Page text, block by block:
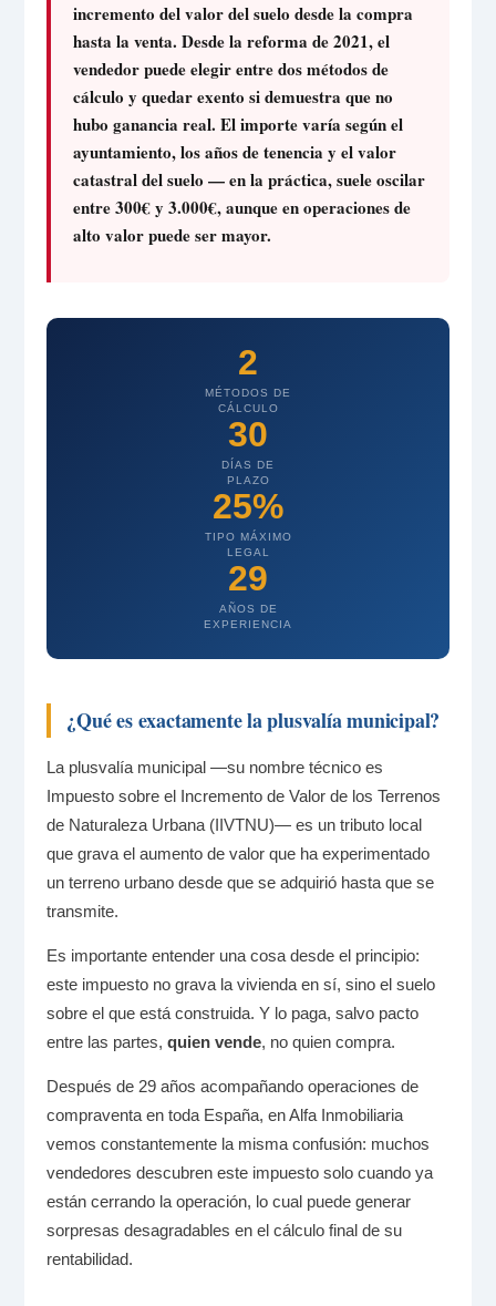
incremento del valor del suelo desde la compra
hasta la venta. Desde la reforma de 2021, el
vendedor puede elegir entre dos métodos de
cálculo y quedar exento si demuestra que no
hubo ganancia real. El importe varía según el
ayuntamiento, los años de tenencia y el valor
catastral del suelo — en la práctica, suele oscilar
entre 300€ y 3.000€, aunque en operaciones de
alto valor puede ser mayor.
2
MÉTODOS DE
CÁLCULO
30
DÍAS DE
PLAZO
25%
TIPO MÁXIMO
LEGAL
29
AÑOS DE
EXPERIENCIA
¿Qué es exactamente la plusvalía municipal?
La plusvalía municipal —su nombre técnico es
Impuesto sobre el Incremento de Valor de los Terrenos
de Naturaleza Urbana (IIVTNU)— es un tributo local
que grava el aumento de valor que ha experimentado
un terreno urbano desde que se adquirió hasta que se
transmite.
Es importante entender una cosa desde el principio:
este impuesto no grava la vivienda en sí, sino el suelo
sobre el que está construida. Y lo paga, salvo pacto
entre las partes,quien vende, no quien compra.
Después de 29 años acompañando operaciones de
compraventa en toda España, en Alfa Inmobiliaria
vemos constantemente la misma confusión: muchos
vendedores descubren este impuesto solo cuando ya
están cerrando la operación, lo cual puede generar
sorpresas desagradables en el cálculo final de su
rentabilidad.